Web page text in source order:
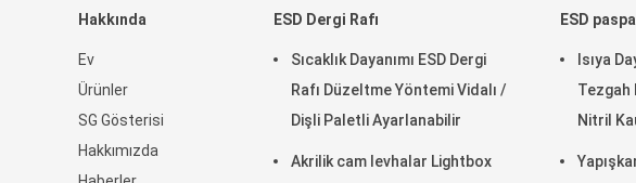
Hakkında
Ev
Ürünler
SG Gösterisi
Hakkımızda
ESD Dergi Rafı
Sıcaklık Dayanımı ESD Dergi
Rafı Düzeltme Yöntemi Vidalı /
Dişli Paletli Ayarlanabilir
Akrilik cam levhalar Lightbox
ESD
Isıya
Tezgah
Nitril